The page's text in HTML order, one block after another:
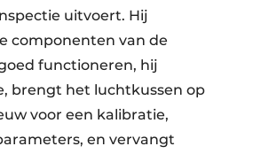
uitvoert. Hij
componenten van de
functioneren, hij
brengt het luchtkussen op
voor een kalibratie,
en vervangt